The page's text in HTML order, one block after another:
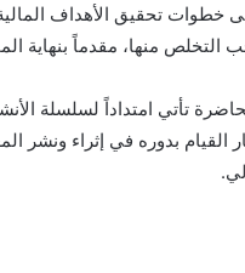
تحقيق الأهداف المالية
التخلص منها، مقدماً
تأتي امتداداً لسلسلة
القيام بدوره في إثراء ونشر